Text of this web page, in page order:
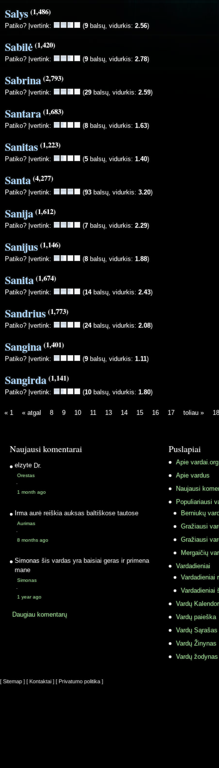
Salys(1,486)
Patiko? Įvertink: (9 balsų, vidurkis: 2.56)
Sabilė(1,420)
Patiko? Įvertink: (9 balsų, vidurkis: 2.78)
Sabrina(2,793)
Patiko? Įvertink: (29 balsų, vidurkis: 2.59)
Santara(1,683)
Patiko? Įvertink: (8 balsų, vidurkis: 1.63)
Sanitas(1,223)
Patiko? Įvertink: (5 balsų, vidurkis: 1.40)
Santa(4,277)
Patiko? Įvertink: (93 balsų, vidurkis: 3.20)
Sanija(1,612)
Patiko? Įvertink: (7 balsų, vidurkis: 2.29)
Sanijus(1,146)
Patiko? Įvertink: (8 balsų, vidurkis: 1.88)
Sanita(1,674)
Patiko? Įvertink: (14balsų, vidurkis: 2.43)
Sandrius(1,773)
Patiko? Įvertink: (24balsų, vidurkis: 2.08)
Sangina(1,401)
Patiko? Įvertink: (9 balsų, vidurkis: 1.11)
Sangirda(1,141)
Patiko? Įvertink: (10 balsų, vidurkis: 1.80)
« 1 « atgal 8 9 10 11 13 14 15 16 17 toliau »
Naujausi komentarai
elzyte Dr.
Orestas
·
1 month ago
Irma aurė reiškia auksas baltiškose tautose
Aurimas
·
8 months ago
Simonas šis vardas yra baisiai geras ir primena
mane
Simonas
·
1 year ago
Daugiau komentarų
Puslapiai
Apie vardai.org
Apie vardus
Naujausi
Populiariausi
Berniukų
Gražiausi
Gražiausi
Mergaičių
Vardadieniai
Vardadieniai
Vardadieniai
Vardų
Vardų paieška
Vardų Sąrašas
Vardų Žinynas
Vardų
[ Sitemap ] [ Kontaktai ] [ Privatumo politika ]